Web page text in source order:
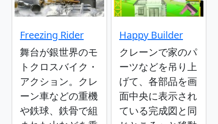
Freezing Rider
舞台が銀世界のモ
トクロスバイク・
アクション。クレ
ーン車などの重機
や鉄球、鉄骨で組
Happy Builder
クレーンで家のパ
ーツなどを吊り上
げて、各部品を画
面中央に表示され
ている完成図と同